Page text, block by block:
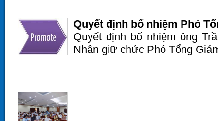
Quyết định bổ nhiệm Phó
Quyết định bổ nhiệm ông
Nhân giữ chức Phó Tổng